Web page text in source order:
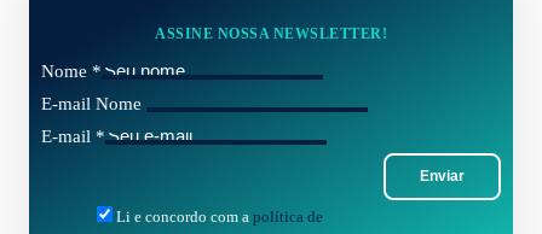
ASSINE NOSSA NEWSLETTER!
Nome *
E-mail Nome
E-mail *
Enviar
Li e concordo com a política de